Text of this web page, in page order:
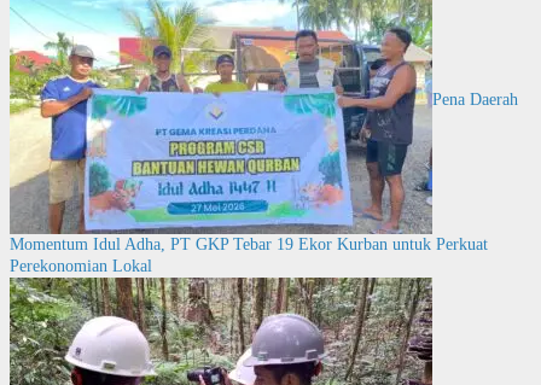
Pena Daerah
Momentum Idul Adha, PT GKP Tebar 19 Ekor Kurban untuk Perkuat
Perekonomian Lokal